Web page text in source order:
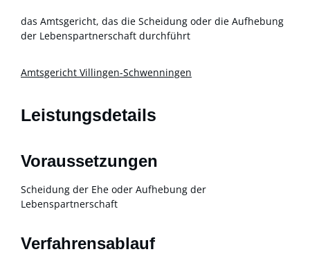
das Amtsgericht, das die Scheidung oder die Aufhebung
der Lebenspartnerschaft durchführt
Amtsgericht Villingen-Schwenningen
Leistungsdetails
Voraussetzungen
Scheidung der Ehe oder Aufhebung der
Lebenspartnerschaft
Verfahrensablauf